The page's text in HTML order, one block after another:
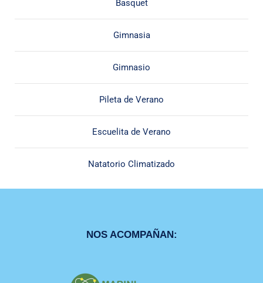
Basquet
Gimnasia
Gimnasio
Pileta de Verano
Escuelita de Verano
Natatorio Climatizado
NOS ACOMPAÑAN: